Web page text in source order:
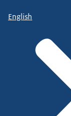
English